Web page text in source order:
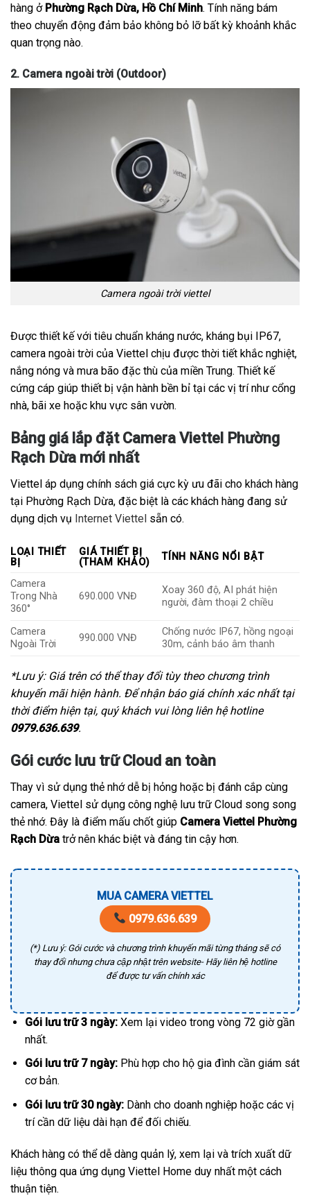
hàng ở Phường Rạch Dừa, Hồ Chí Minh. Tính năng bám
theo chuyển động đảm bảo không bỏ lỡ bất kỳ khoảnh khắc
quan trọng nào.
2. Camera ngoài trời (Outdoor)
Camera ngoài trời viettel
Được thiết kế với tiêu chuẩn kháng nước, kháng bụi IP67,
camera ngoài trời của Viettel chịu được thời tiết khắc nghiệt,
nắng nóng và mưa bão đặc thù của miền Trung. Thiết kế
cứng cáp giúp thiết bị vận hành bền bỉ tại các vị trí như cổng
nhà, bãi xe hoặc khu vực sân vườn.
Bảng giá lắp đặt Camera Viettel Phường
Rạch Dừa mới nhất
Viettel áp dụng chính sách giá cực kỳ ưu đãi cho khách hàng
tại Phường Rạch Dừa, đặc biệt là các khách hàng đang sử
dụng dịch vụ Internet Viettel sẵn có.
LOẠI THIẾT
BỊ
GIÁ THIẾT BỊ
(THAM KHẢO)
TÍNH NĂNG NỔI BẬT
Camera
Trong Nhà
360°
690.000 VNĐ
Xoay 360 độ, AI phát hiện
người, đàm thoại 2 chiều
Camera
Ngoài Trời
990.000 VNĐ
Chống nước IP67, hồng ngoại
30m, cảnh báo âm thanh
*Lưu ý: Giá trên có thể thay đổi tùy theo chương trình
khuyến mãi hiện hành. Để nhận báo giá chính xác nhất tại
thời điểm hiện tại, quý khách vui lòng liên hệ hotline
0979.636.639.
Gói cước lưu trữ Cloud an toàn
Thay vì sử dụng thẻ nhớ dễ bị hỏng hoặc bị đánh cắp cùng
camera, Viettel sử dụng công nghệ lưu trữ Cloud song song
thẻ nhớ. Đây là điểm mấu chốt giúp Camera Viettel Phường
Rạch Dừa trở nên khác biệt và đáng tin cậy hơn.
MUA CAMERA VIETTEL
0979.636.639
(*) Lưu ý: Gói cước và chương trình khuyến mãi từng tháng sẽ có
thay đổi nhưng chưa cập nhật trên website- Hãy liên hệ hotline
để được tư vấn chính xác
Gói lưu trữ 3 ngày:Xem lại video trong vòng 72 giờ gần
nhất.
Gói lưu trữ 7 ngày:Phù hợp cho hộ gia đình cần giám sát
cơ bản.
Gói lưu trữ 30 ngày:Dành cho doanh nghiệp hoặc các vị
trí cần dữ liệu dài hạn để đối chiếu.
Khách hàng có thể dễ dàng quản lý, xem lại và trích xuất dữ
liệu thông qua ứng dụng Viettel Home duy nhất một cách
thuận tiện.